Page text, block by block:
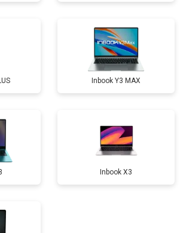
от 3990 ₽ Заказать
Inbook Y3 MAX
Inbook X3